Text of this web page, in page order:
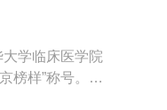
学临床医学院
榜样”称号。穿